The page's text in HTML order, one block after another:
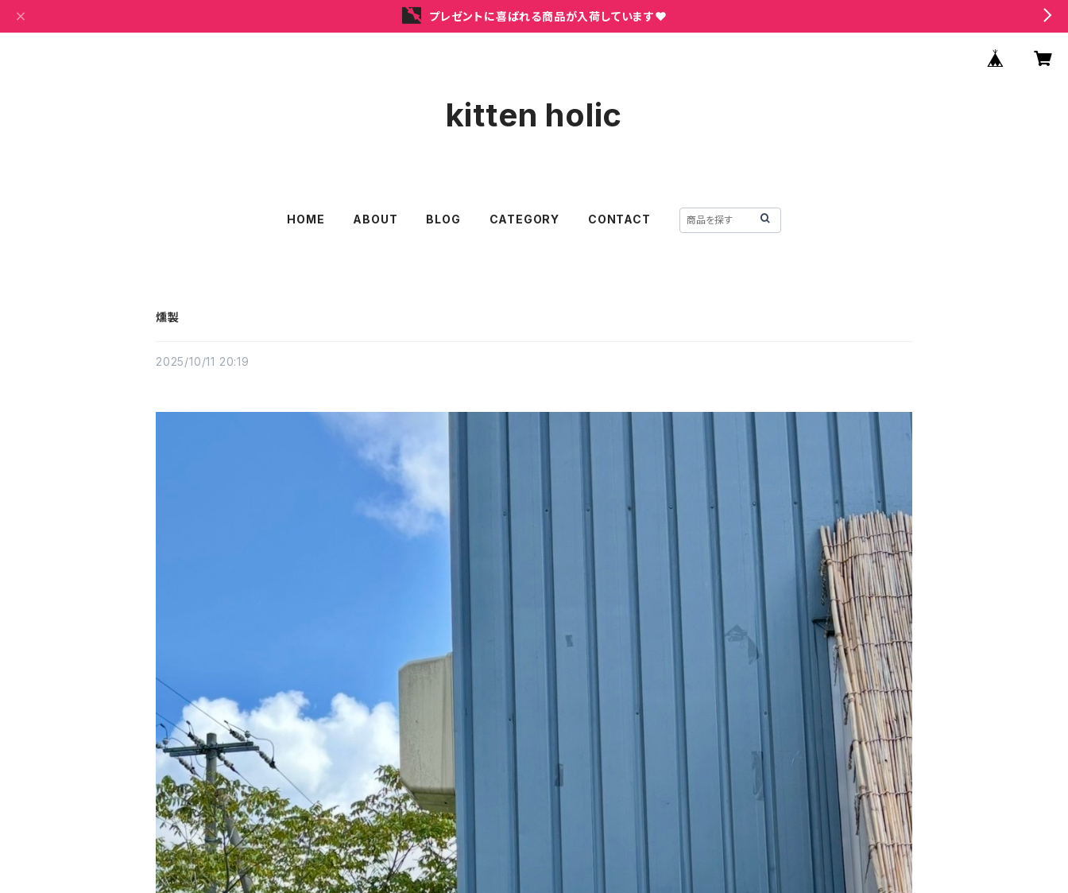
プレゼントに喜ばれる商品が入荷しています❤
kitten holic
HOME ABOUT BLOG CATEGORY CONTACT
燻製
2025/10/11 20:19